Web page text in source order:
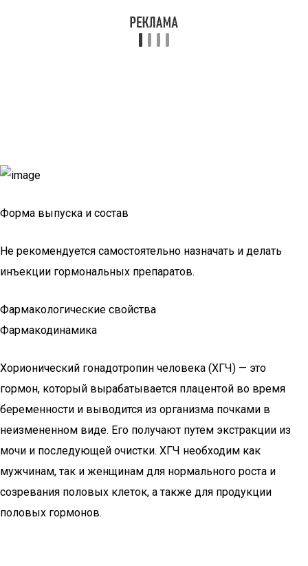
Форма выпуска и состав
Не рекомендуется самостоятельно назначать и делать
инъекции гормональных препаратов.
Фармакологические свойства
Фармакодинамика
Хорионический гонадотропин человека (ХГЧ) — это
гормон, который вырабатывается плацентой во время
беременности и выводится из организма почками в
неизмененном виде. Его получают путем экстракции из
мочи и последующей очистки. ХГЧ необходим как
мужчинам, так и женщинам для нормального роста и
созревания половых клеток, а также для продукции
половых гормонов.